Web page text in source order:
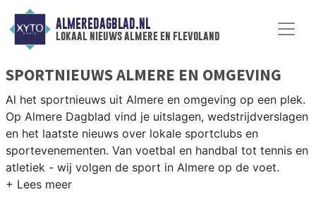
ALMEREDAGBLAD.NL
lokaal nieuws almere en flevoland
SPORTNIEUWS ALMERE EN OMGEVING
Al het sportnieuws uit Almere en omgeving op een plek.
Op Almere Dagblad vind je uitslagen, wedstrijdverslagen
en het laatste nieuws over lokale sportclubs en
sportevenementen. Van voetbal en handbal tot tennis en
atletiek - wij volgen de sport in Almere op de voet.